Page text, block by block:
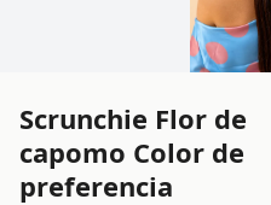
Scrunchie Flor de
capomo Color de
preferencia